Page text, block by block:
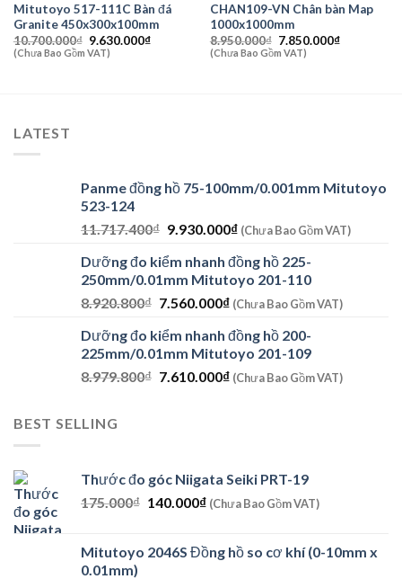
Mitutoyo 517-111C Bàn đá
Granite 450x300x100mm
10.700.000₫ Giá
gốc
9.630.000₫Giá
(Chưa Bao Gồm VAT)
CHAN109-VN Chân bàn Map
1000x1000mm
8.950.000₫ Giá
gốc
7.850.000₫Giá
(Chưa Bao Gồm VAT)
LATEST
Panme đồng hồ 75-100mm/0.001mm Mitutoyo
523-124
11.717.400₫ Giá
là:
11.717.400₫.
9.930.000₫Giá
tại
là:
9.930.000₫.
(Chưa Bao Gồm VAT)
Dưỡng đo kiểm nhanh đồng hồ 225-
250mm/0.01mm Mitutoyo 201-110
8.920.800₫ Giá
là:
8.920.800₫.
7.560.000₫Giá
tại
là:
7.560.000₫.
(Chưa Bao Gồm VAT)
Dưỡng đo kiểm nhanh đồng hồ 200-
225mm/0.01mm Mitutoyo 201-109
8.979.800₫ Giá
7.610.000₫Giá
(Chưa Bao Gồm VAT)
BEST SELLING
Thước đo góc Niigata Seiki PRT-19
175.000₫ Giá
175.000₫.
140.000₫Giá
là:
(Chưa Bao Gồm VAT)
Mitutoyo 2046S Đồng hồ so cơ khí (0-10mm x
0.01mm)